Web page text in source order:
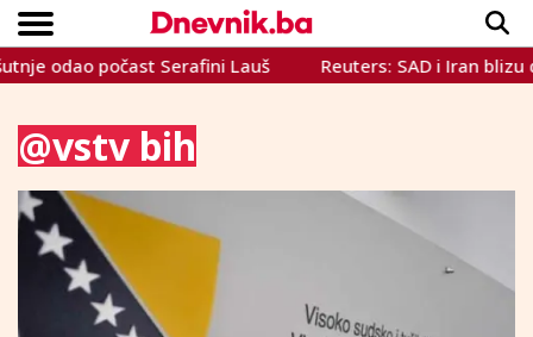
VIJESTI
SPORT
INTERVIEW
TEME
CRNA KRONIKA
LIFESTYLE
Copyright © Dnevnik.ba 2023.
počast Serafini Lauš Reuters: SAD i Iran blizu
@vstv bih